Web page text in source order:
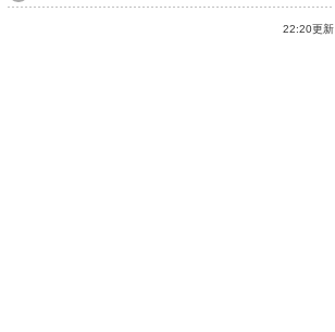
22:20更新